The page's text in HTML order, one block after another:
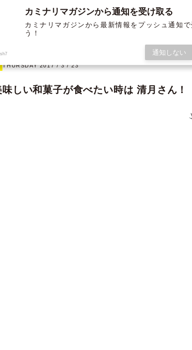
グラフィック
ABOUT US SERVICE WORKS MEMBER
THURSDAY 2017 / 3 / 23
しい和菓子が食べたい時は 清月さん！
カミナリマガジンから通知を受け取る
カミナリマガジンから最新情報をプッシュ通知
う！
通知しない